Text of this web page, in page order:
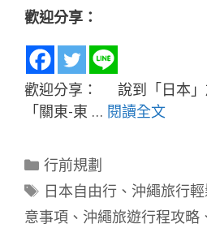
歡迎分享：
歡迎分享： 說到「日本」
「關東-東 … 閱讀全文
分
類
行前規劃
標
籤
日本自由行、 沖繩旅行
意事項 、 沖繩旅遊行程攻略